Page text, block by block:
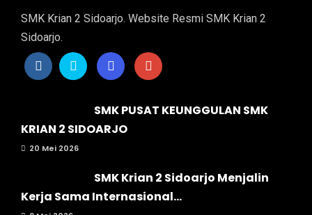
SMK Krian 2 Sidoarjo. Website Resmi SMK Krian 2
Sidoarjo.
SMK PUSAT KEUNGGULAN SMK
KRIAN 2 SIDOARJO
20 Mei 2026
SMK Krian 2 Sidoarjo Menjalin
Kerja Sama Internasional...